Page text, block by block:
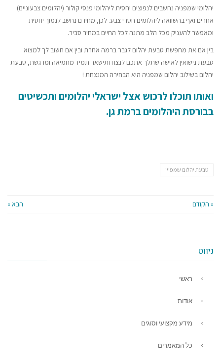
יהלומי שמפניה נחשבים לנפוצים יחסית ליהלומי פנסי קולור (יהלומים צבעוניים)
אחרים ואף בהשוואה ליהלומים חסרי צבע. לכן, מחירם נחשב לנמוך יחסית
ומאפשר להעניק מכל הלב מתנה לכל החיים במחיר סביר.
בין אם את מחפשת טבעת יהלום לגבר ברמה אחרת ובין אם חשוב לך למצוא
טבעת נישואין לאישה שתלך אתכם לנצח ותישאר תמיד מחמיאה ומרגשת, טבעת
יהלום בשילוב יהלום שמפניה היא הבחירה המנצחת !
ואותו תוכלו לרכוש אצל ישראלי יהלומים ותכשיטים
בבורסת היהלומים ברמת גן.
טבעת יהלום שמפיין
« הקודם הבא »
ניווט
ראשי
אודות
מידע מקצועי וסוגים
כל המאמרים